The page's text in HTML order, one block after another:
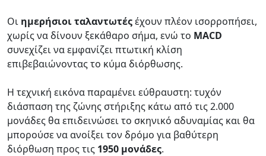
Οι ημερήσιοι ταλαντωτέςέχουν πλέον ισορροπήσει,
χωρίς να δίνουν ξεκάθαρο σήμα, ενώ το MACD
συνεχίζει να εμφανίζει πτωτική κλίση
επιβεβαιώνοντας το κύμα διόρθωσης.
Η τεχνική εικόνα παραμένει εύθραυστη: τυχόν
διάσπαση της ζώνης στήριξης κάτω από τις 2.000
μονάδες θα επιδεινώσει το σκηνικό αδυναμίας και θα
μπορούσε να ανοίξει τον δρόμο για βαθύτερη
διόρθωση προς τις 1950 μονάδες.